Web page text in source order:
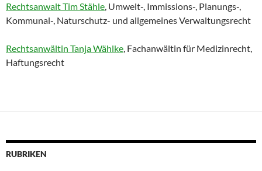
Rechtsanwalt Tim Stähle, Umwelt-, Immissions-, Planungs-,
Kommunal-, Naturschutz- und allgemeines Verwaltungsrecht
Rechtsanwältin Tanja Wählke, Fachanwältin für Medizinrecht,
Haftungsrecht
RUBRIKEN